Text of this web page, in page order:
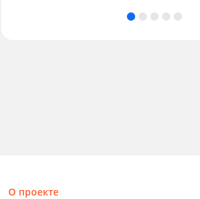
О проекте